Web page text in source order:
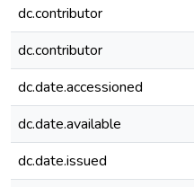
dc.contributor
dc.contributor
dc.date.accessioned
dc.date.available
dc.date.issued